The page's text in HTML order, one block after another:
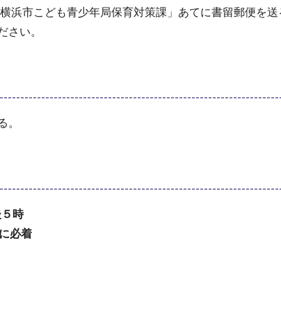
市こども青少年局保育対策課」あてに書留郵便を送
さい。
。
時
必着